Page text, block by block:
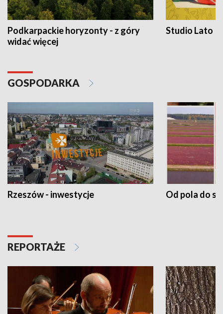
Podkarpackie horyzonty - z góry
widać więcej
Studio Lato
GOSPODARKA
Rzeszów - inwestycje Od pola do
REPORTAŻE